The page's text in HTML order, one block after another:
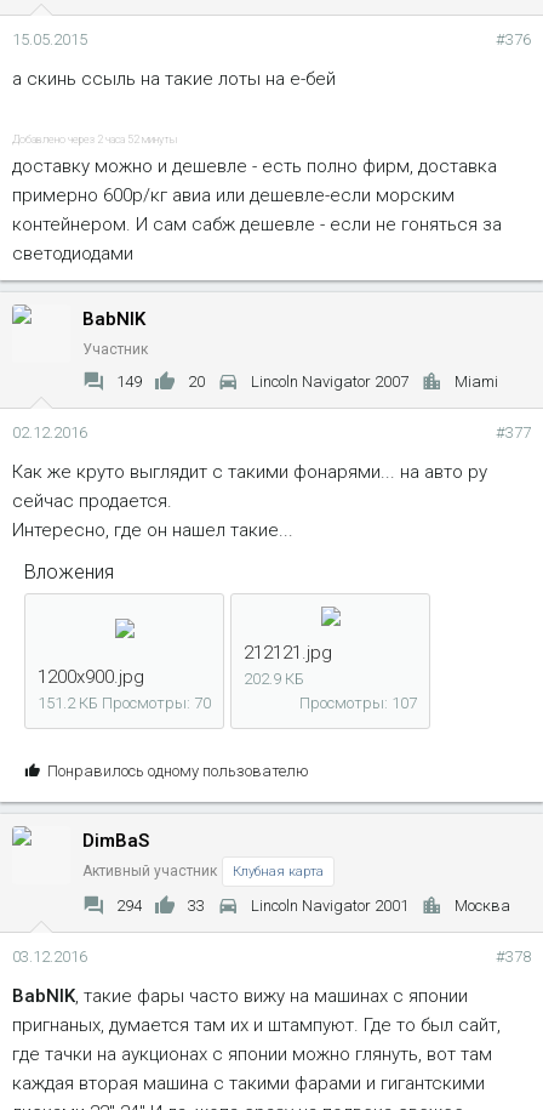
15.05.2015 #376
а скинь ссыль на такие лоты на е-бей
Добавлено через 2 часа 52 минуты
доставку можно и дешевле - есть полно фирм, доставка
примерно 600р/кг авиа или дешевле-если морским
контейнером. И сам сабж дешевле - если не гоняться за
светодиодами
BabNIK
Участник
149 20 Lincoln Navigator 2007 Miami
02.12.2016 #377
Как же круто выглядит с такими фонарями... на авто ру
сейчас продается.
Интересно, где он нашел такие...
Вложения
1200x900.jpg
151.2 КБ Просмотры: 70
212121.jpg
202.9 КБ
Просмотры: 107
С
м
:
Понравилось одному пользователю
DimBaS
Активный участник Клубная карта
294 33 Lincoln Navigator 2001 Москва
03.12.2016 #378
BabNIK, такие фары часто вижу на машинах с японии
пригнаных, думается там их и штампуют. Где то был сайт,
где тачки на аукционах с японии можно глянуть, вот там
каждая вторая машина с такими фарами и гигантскими